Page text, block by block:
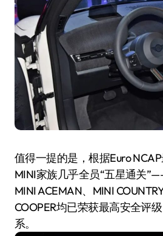
值得一提的是，根据Euro
MINI家族几乎全员“五星通关
MINI ACEMAN、MINI
COOPER均已荣获最高安全评
系。